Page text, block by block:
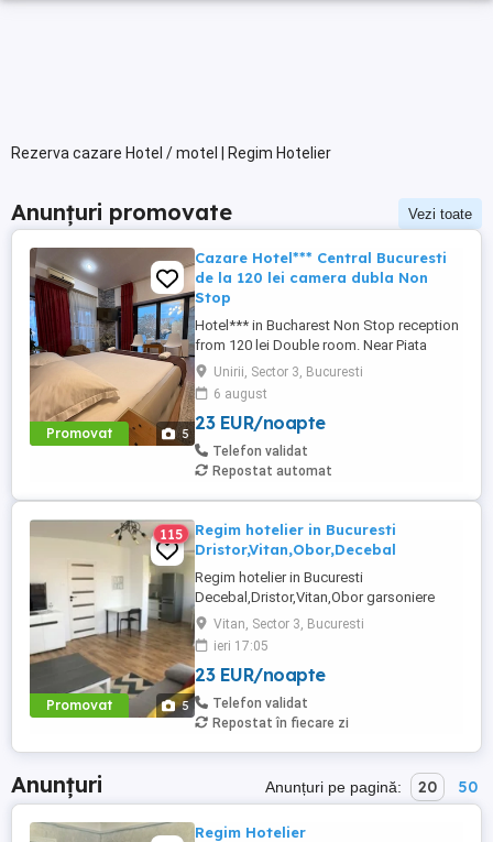
Rezerva cazare Hotel / motel | Regim Hotelier
Anunțuri promovate Vezi toate
Promovat 5
Cazare Hotel*** Central Bucuresti
de la 120 lei camera dubla Non
Stop
Hotel*** in Bucharest Non Stop reception
from 120 lei Double room. Near Piata
Victoriei, Arena Nationala , Piata Unirii .
Tyga concert near. regim hotelier.
apartament.
Unirii, Sector 3, Bucuresti
6 august
23 EUR/noapte
Telefon validat
Repostat automat
Promovat 5
115
Regim hotelier in Bucuresti
Dristor,Vitan,Obor,Decebal
Regim hotelier in Bucuresti
Decebal,Dristor,Vitan,Obor garsoniere
apartamente 2-3 camere,utilate complet,
mobilate modern, aer conditionat,lenjerii
prosoape curate,poze reale, televizor Led,
internet WiFi, foarte curat, discret, Parcare
120 lei 3 ore 150 lei zi garsoniera 250 lei zi
2 camere Nu ...
Vitan, Sector 3, Bucuresti
ieri 17:05
23 EUR/noapte
Telefon validat
Repostat în fiecare zi
Anunțuri Anunțuri pe pagină: 20 50
Regim Hotelier